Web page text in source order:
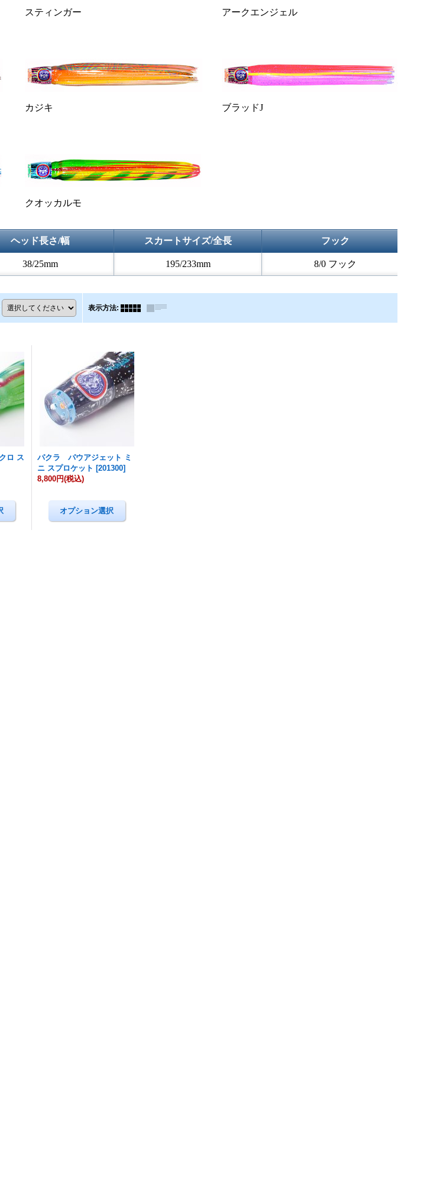
スティンガー アークエンジェル
カジキ ブラッドJ
クオッカルモ
ヘッド長さ/幅 スカートサイズ/全長 フック
38/25mm 195/233mm 8/0 フック
表示方法:
ロ ス
パクラ パウアジェット ミ
ニ スプロケット [201300]
8,800円(税込)